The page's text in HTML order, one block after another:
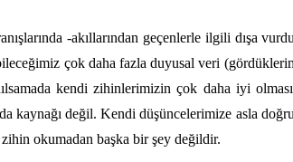
-akıllarından geçenlerle ilgili dışa
çok daha fazla duyusal veri
kendi zihinlerimizin çok daha iyi
kaynağı değil. Kendi düşüncelerimize asla
okumadan başka bir şey değildir.